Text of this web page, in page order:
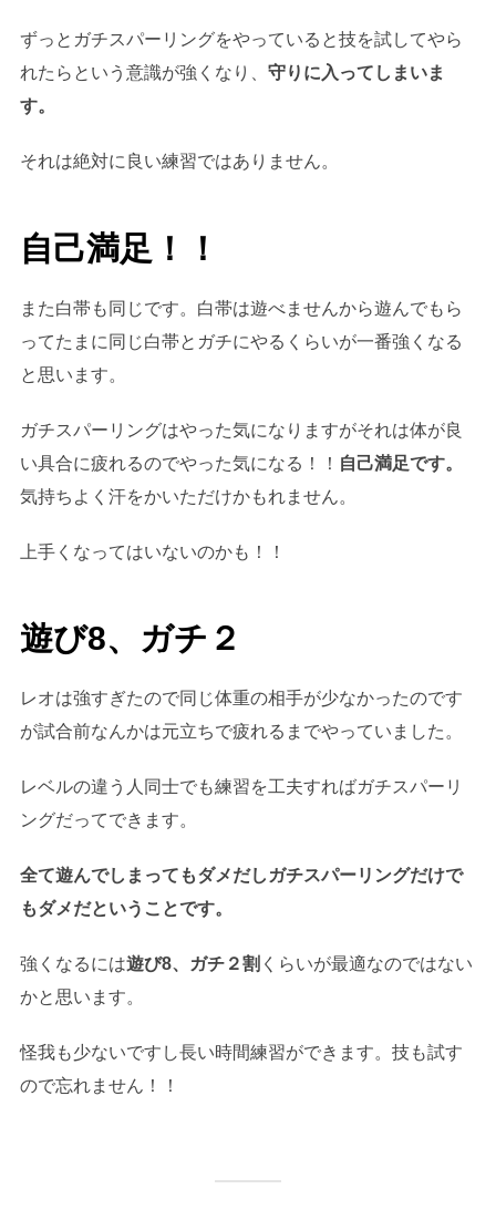
ずっとガチスパーリングをやっていると技を試してやら
れたらという意識が強くなり、 守りに入ってしまいま
す。
それは絶対に良い練習ではありません。
自己満足！！
また白帯も同じです。白帯は遊べませんから遊んでもら
ってたまに同じ白帯とガチにやるくらいが一番強くなる
と思います。
ガチスパーリングはやった気になりますがそれは体が良
い具合に疲れるのでやった気になる！！ 自己満足です。
気持ちよく汗をかいただけかもれません。
上手くなってはいないのかも！！
遊び8、ガチ２
レオは強すぎたので同じ体重の相手が少なかったのです
が試合前なんかは元立ちで疲れるまでやっていました。
レベルの違う人同士でも練習を工夫すればガチスパーリ
ングだってできます。
全て遊んでしまってもダメだしガチスパーリングだけで
もダメだということです。
強くなるには遊び8、ガチ２割 くらいが最適なのではない
かと思います。
怪我も少ないですし長い時間練習ができます。技も試す
ので忘れません！！